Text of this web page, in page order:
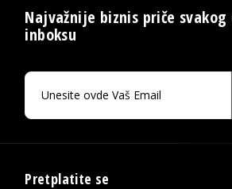
Najvažnije biznis priče svakog
inboksu
Pretplatite se